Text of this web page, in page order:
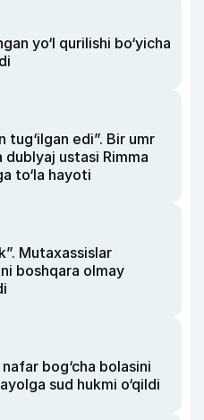
yo‘l qurilishi bo‘yicha
tug‘ilgan edi”. Bir umr
ustasi Rimma
to‘la hayoti
Mutaxassislar
boshqara olmay
bog‘cha bolasini
sud hukmi o‘qildi